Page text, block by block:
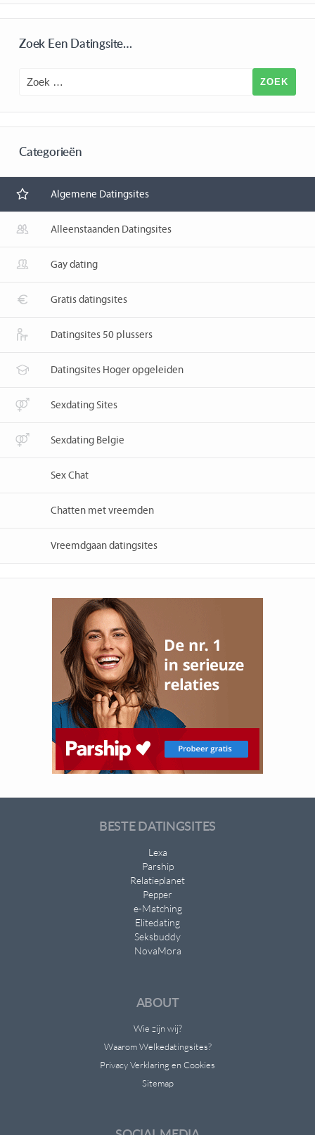
Zoek Een Datingsite…
Categorieën
Algemene Datingsites
Alleenstaanden Datingsites
Gay dating
Gratis datingsites
Datingsites 50 plussers
Datingsites Hoger opgeleiden
Sexdating Sites
Sexdating Belgie
Sex Chat
Chatten met vreemden
Vreemdgaan datingsites
BESTE DATINGSITES
Lexa
Parship
Relatieplanet
Pepper
e-Matching
Elitedating
Seksbuddy
NovaMora
ABOUT
Wie zijn wij?
Waarom Welkedatingsites?
Privacy Verklaring en Cookies
Sitemap